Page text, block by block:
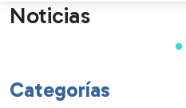
Noticias
Categorías